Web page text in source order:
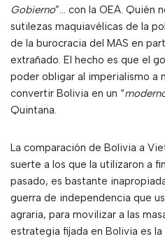
Gobierno”… con la OEA. Quién
sutilezas maquiavélicas de la
de la burocracia del MAS en
extrañado. El hecho es que el
poder obligar al imperialismo a
convertir Bolivia en un “
Quintana.
La comparación de Bolivia a
suerte a los que la utilizaron a
pasado, es bastante
guerra de independencia que
agraria, para movilizar a las
estrategia fijada en Bolivia es